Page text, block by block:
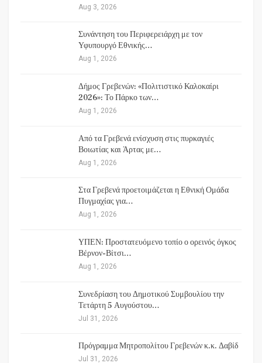
Aug 3, 2026
Συνάντηση του Περιφερειάρχη με τον
Υφυπουργό Εθνικής…
Aug 1, 2026
Δήμος Γρεβενών: «Πολιτιστικό Καλοκαίρι
2026»: Το Πάρκο των…
Aug 1, 2026
Από τα Γρεβενά ενίσχυση στις πυρκαγιές
Βοιωτίας και Άρτας με…
Aug 1, 2026
Στα Γρεβενά προετοιμάζεται η Εθνική Ομάδα
Πυγμαχίας για…
Aug 1, 2026
ΥΠΕΝ: Προστατευόμενο τοπίο ο ορεινός όγκος
Βέρνον-Βίτσι…
Aug 1, 2026
Συνεδρίαση του Δημοτικού Συμβουλίου την
Τετάρτη 5 Αυγούστου…
Jul 31, 2026
Πρόγραμμα Μητροπολίτου Γρεβενών κ.κ. Δαβίδ
Jul 31, 2026